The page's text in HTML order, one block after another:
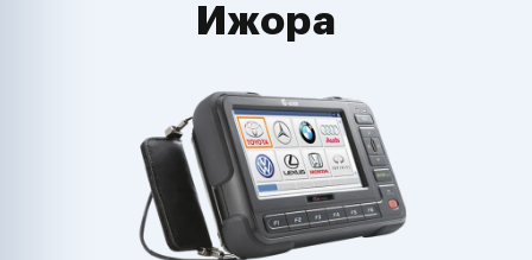
Ижора